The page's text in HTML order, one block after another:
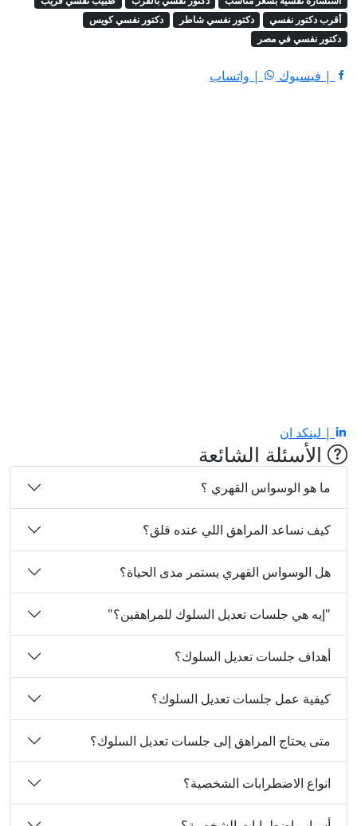
أقرب دكتور نفسي
دكتور نفسي شاطر
دكتور نفسي كويس
دكتور نفسي في مصر
| فيسبوك | واتساب
| لينكد ان
الأسئلة الشائعة
ما هو الوسواس القهري ؟
كيف نساعد المراهق اللي عنده قلق؟
هل الوسواس القهري يستمر مدى الحياة؟
"إيه هي جلسات تعديل السلوك للمراهقين؟"
أهداف جلسات تعديل السلوك؟
كيفية عمل جلسات تعديل السلوك؟
متى يحتاج المراهق إلى جلسات تعديل السلوك؟
انواع الاضطرابات الشخصية؟